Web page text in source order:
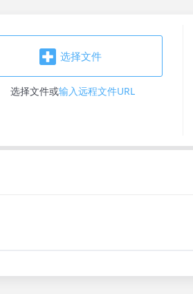
选择文件
选择文件或输入远程文件URL